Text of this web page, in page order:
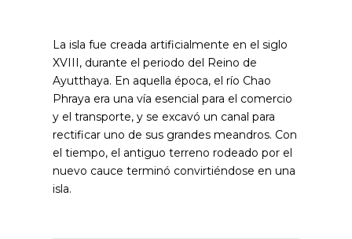
La isla fue creada artificialmente en el siglo
XVIII, durante el periodo del Reino de
Ayutthaya. En aquella época, el río Chao
Phraya era una vía esencial para el comercio
y el transporte, y se excavó un canal para
rectificar uno de sus grandes meandros. Con
el tiempo, el antiguo terreno rodeado por el
nuevo cauce terminó convirtiéndose en una
isla.